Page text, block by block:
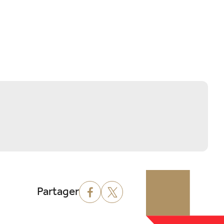
Partager